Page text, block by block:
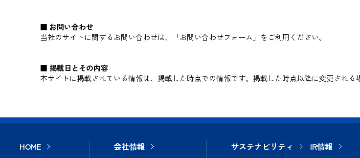
■ お問い合わせ
当社のサイトに関するお問い合わせは、「お問い合わせフォーム」をご利用ください。
■ 掲載日とその内容
本サイトに掲載されている情報は、掲載した時点での情報です。掲載した時点以降に変更される
HOME
会社情報 サステナビリティ IR情報